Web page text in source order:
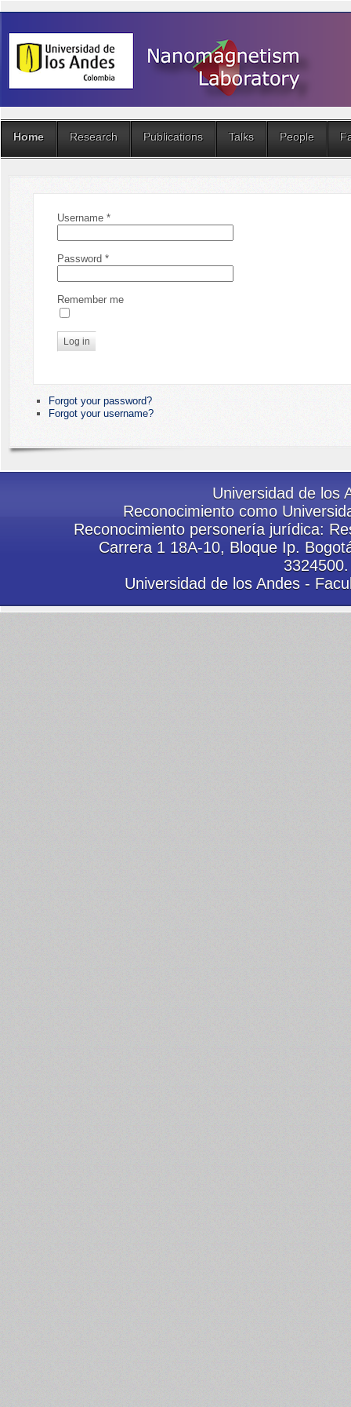
Home Research Publications Talks People
Username*
Password*
Remember me
Log in
Forgot your password?
Forgot your username?
Universidad de los
Reconocimiento como
Reconocimiento personería jurídica:
Carrera 1 18A-10, Bloque Ip.
Universidad de los Andes -